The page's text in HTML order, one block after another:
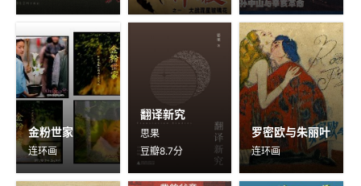
金粉世家
连环画
翻译新究
思果
豆瓣8.7分
罗密欧与朱丽叶
连环画